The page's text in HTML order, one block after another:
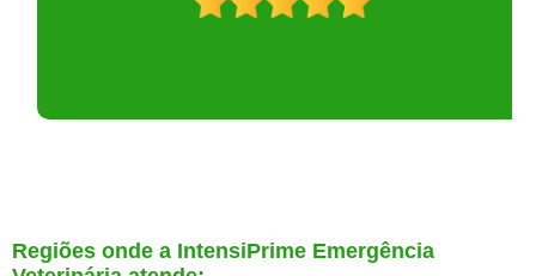
Regiões onde a IntensiPrime Emergência